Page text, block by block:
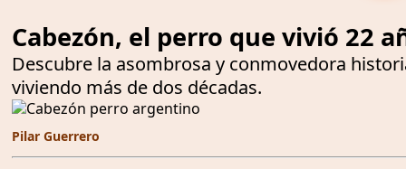
Cabezón, el perro que vivió 22
Descubre la asombrosa y conmovedora
viviendo más de dos décadas.
Pilar Guerrero